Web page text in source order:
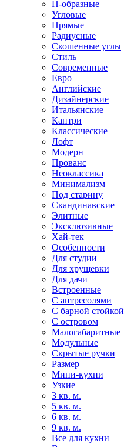
П-образные
Угловые
Прямые
Радиусные
Скошенные углы
Стиль
Современные
Евро
Английские
Дизайнерские
Итальянские
Кантри
Классические
Лофт
Модерн
Прованс
Неоклассика
Минимализм
Под старину
Скандинавские
Элитные
Эксклюзивные
Хай-тек
Особенности
Для студии
Для хрущевки
Для дачи
Встроенные
С антресолями
С барной стойкой
С островом
Малогабаритные
Модульные
Скрытые ручки
Размер
Мини-кухни
Узкие
3 кв. м.
5 кв. м.
6 кв. м.
9 кв. м.
Все для кухни